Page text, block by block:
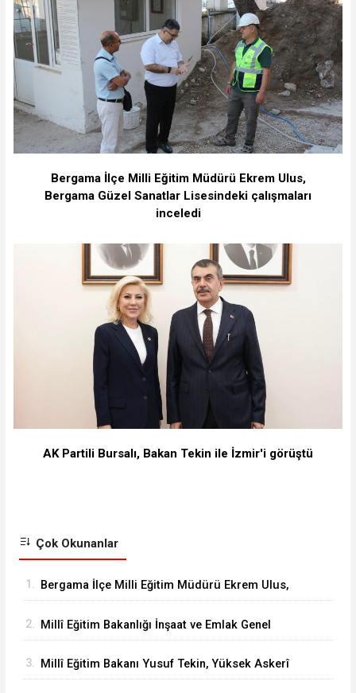
Bergama İlçe Milli Eğitim Müdürü Ekrem Ulus,
Bergama Güzel Sanatlar Lisesindeki çalışmaları
inceledi
AK Partili Bursalı, Bakan Tekin ile İzmir'i görüştü
Çok Okunanlar
1. Bergama İlçe Milli Eğitim Müdürü Ekrem Ulus,
çalışmaları inceledi
2. Millî Eğitim Bakanlığı İnşaat ve Emlak Genel
İncelemelerde Bulundu
3. Millî Eğitim Bakanı Yusuf Tekin, Yüksek Askerî